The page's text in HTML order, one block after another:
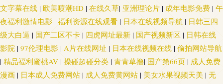
文字幕在线 | 欧美喷潮HD | 在线久草| 亚洲理论片 | 成年电影免费 | 午
夜福利激情电影 | 福利资源在线观看 | 日本在线视频导航 | 日韩三四
级大白逼 | 国产二区不卡 | 四虎网址最新 | 国产视频新区 | 日韩在线
影院 | 97伦理电影 | A片在线网址 | 日本在线视频在线 | 偷拍网站导航
| 精品福利蜜桃AV | 操碰超碰分类 | 青青草撸| 国产第66页 | 成人免费
漫画 | 日本成人免费网站 | 成人免费黄网站 | 美女水果视频天美 | 无